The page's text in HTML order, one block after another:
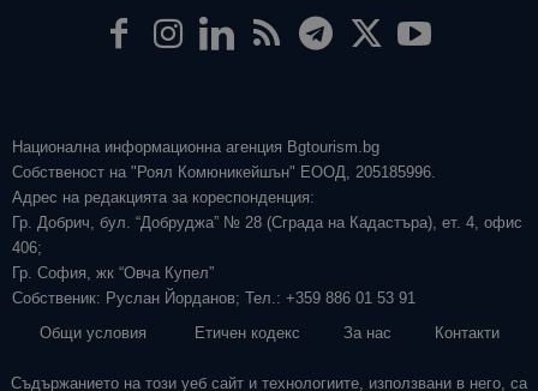
Национална информационна агенция Bgtourism.bg
Собственост на "Роял Комюникейшън" ЕООД, 205185996.
Адрес на редакцията за кореспонденция:
Гр. Добрич, бул. “Добруджа” № 28 (Сграда на Кадастъра), ет. 4, офис
406;
Гр. София, жк “Овча Купел”
Собственик: Руслан Йорданов; Тел.: +359 886 01 53 91
Общи условия
Етичен кодекс За нас Контакти
Съдържанието на този уеб сайт и технологиите, използвани в него, са